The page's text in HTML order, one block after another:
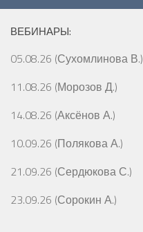
ВЕБИНАРЫ:
05.08.26 (Сухомлинова В.)
11.08.26 (Морозов Д.)
14.08.26 (Аксёнов А.)
10.09.26 (Полякова А.)
21.09.26 (Сердюкова С.)
23.09.26 (Сорокин А.)